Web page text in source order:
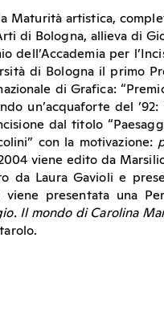
Maturità artistica,
di Bologna, allieva di
dell’Accademia per
di Bologna il primo
di Grafica:
un’acquaforte del
dal titolo
con la motivazione:
viene edito da
da Laura Gavioli e
viene presentata una
Il mondo di Carolina